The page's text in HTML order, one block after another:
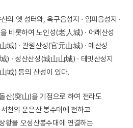
의 옛 성터와, 옥구읍성지 · 임피읍성지 ·
비롯하여 노인성(老人城) · 어래산성
城) · 관원산성(官元山城) · 예산성
) · 성산산성(城山山城) · 테밋산성지
城) 등의 산성이 있다.
산(突山)을 기점으로 하여 전라도
천의 운은산 봉수대에 전하고
황을 오성산봉수대에 연결하는